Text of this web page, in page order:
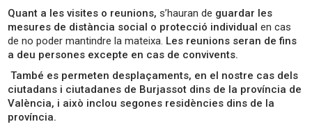
Quant a les visites o reunions, s’hauran de guardar les
mesures de distància social o protecció individual en cas
de no poder mantindre la mateixa. Les reunions seran de fins
a deu persones excepte en cas de convivents.
També es permeten desplaçaments, en el nostre cas dels
ciutadans i ciutadanes de Burjassot dins de la província de
València, i això inclou segones residències dins de la
província.